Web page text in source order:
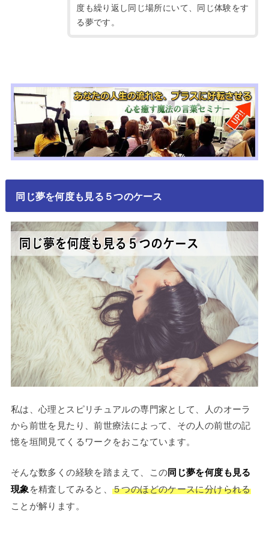
度も繰り返し同じ場所にいて、同じ体験をす
る夢です。
同じ夢を何度も見る５つのケース
私は、心理とスピリチュアルの専門家として、人のオーラ
から前世を見たり、前世療法によって、その人の前世の記
憶を垣間見てくるワークをおこなています。
そんな数多くの経験を踏まえて、この同じ夢を何度も見る
現象を精査してみると、５つのほどのケースに分けられる
ことが解ります。